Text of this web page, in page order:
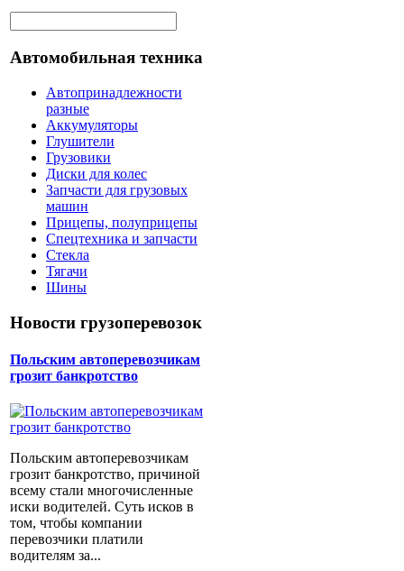
Автомобильная техника
Автопринадлежности
разные
Аккумуляторы
Глушители
Грузовики
Диски для колес
Запчасти для грузовых
машин
Прицепы, полуприцепы
Спецтехника и запчасти
Стекла
Тягачи
Шины
Новости грузоперевозок
Польским автоперевозчикам
грозит банкротство
Польским автоперевозчикам
грозит банкротство, причиной
всему стали многочисленные
иски водителей. Суть исков в
том, чтобы компании
перевозчики платили
водителям за...